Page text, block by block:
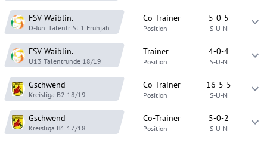
FSV Waiblin.
D-Jun. Talentr. St 1 Frühjahr 19
Co-Trainer
Position
5-0-5
S-U-N
FSV Waiblin.
U13 Talentrunde 18/19
Trainer
Position
4-0-4
S-U-N
Gschwend
Kreisliga B2 18/19
Co-Trainer
Position
16-5-5
S-U-N
Gschwend
Kreisliga B1 17/18
Co-Trainer
Position
5-0-2
S-U-N